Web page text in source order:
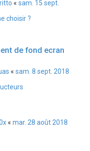
« sam. 15 sept.
choisir ?
de fond ecran
« sam. 8 sept. 2018
« mar. 28 août 2018